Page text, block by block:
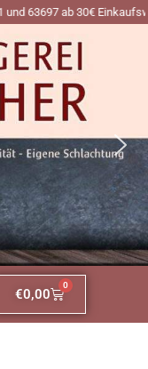
30€ Einkaufswert an den
€0,00
0